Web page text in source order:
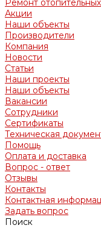
Ремонт
Акции
Наши объекты
Производители
Компания
Новости
Статьи
Наши проекты
Наши объекты
Вакансии
Сотрудники
Сертификаты
Техническая
Помощь
Оплата и доставка
Вопрос - ответ
Отзывы
Контакты
Контактная
Задать вопрос
Поиск